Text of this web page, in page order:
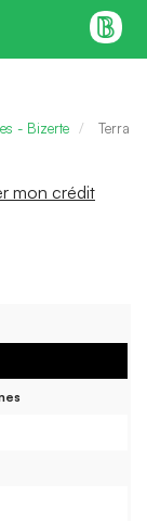
- Bizerte Terrain
mon crédit